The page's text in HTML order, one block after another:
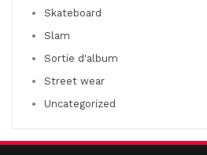
Skateboard
Slam
Sortie d'album
Street wear
Uncategorized